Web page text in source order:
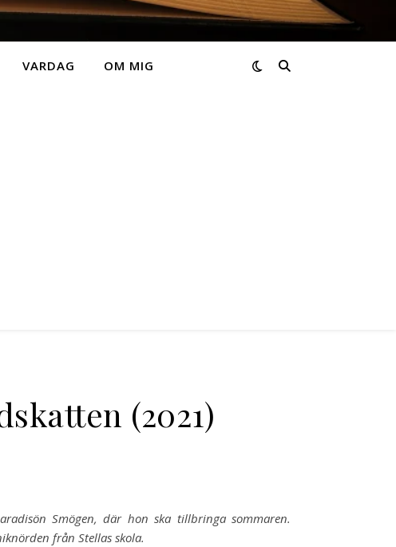
VARDAG OM MIG
(2021)
Smögen, där hon ska tillbringa sommaren.
från Stellas skola.